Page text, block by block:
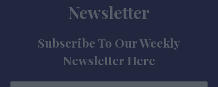
Newsletter
Subscribe To Our Weekly
Newsletter Here